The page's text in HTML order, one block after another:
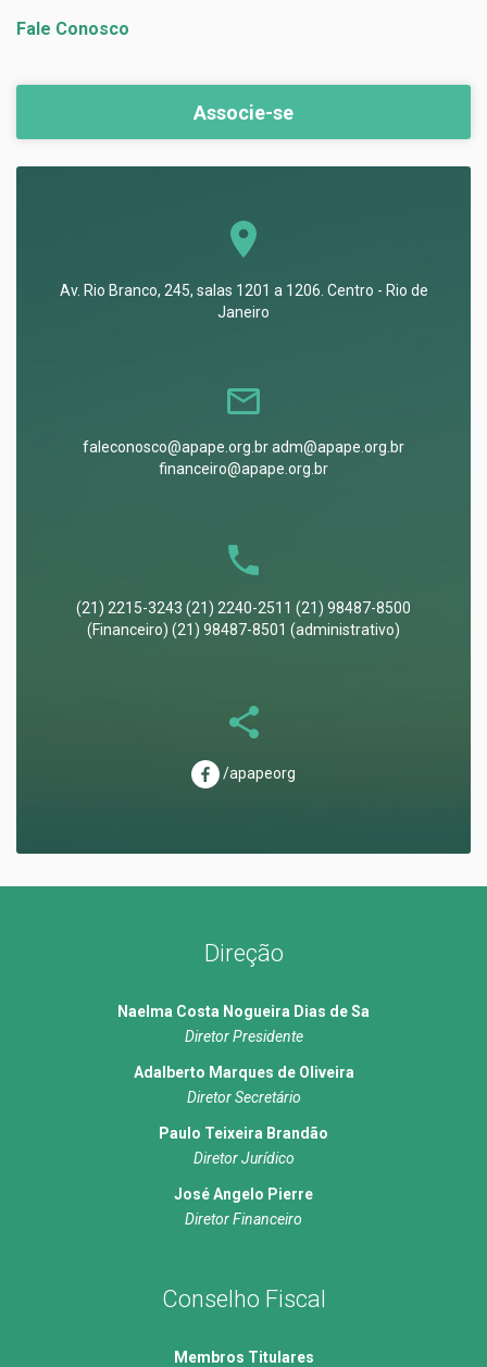
Fale Conosco
Associe-se
Av. Rio Branco, 245, salas 1201 a 1206. Centro - Rio de
Janeiro
faleconosco@apape.org.br adm@apape.org.br
financeiro@apape.org.br
(21) 2215-3243 (21) 2240-2511 (21) 98487-8500
(Financeiro) (21) 98487-8501 (administrativo)
/apapeorg
Direção
Naelma Costa Nogueira Dias de Sa
Diretor Presidente
Adalberto Marques de Oliveira
Diretor Secretário
Paulo Teixeira Brandão
Diretor Jurídico
José Angelo Pierre
Diretor Financeiro
Conselho Fiscal
Membros Titulares